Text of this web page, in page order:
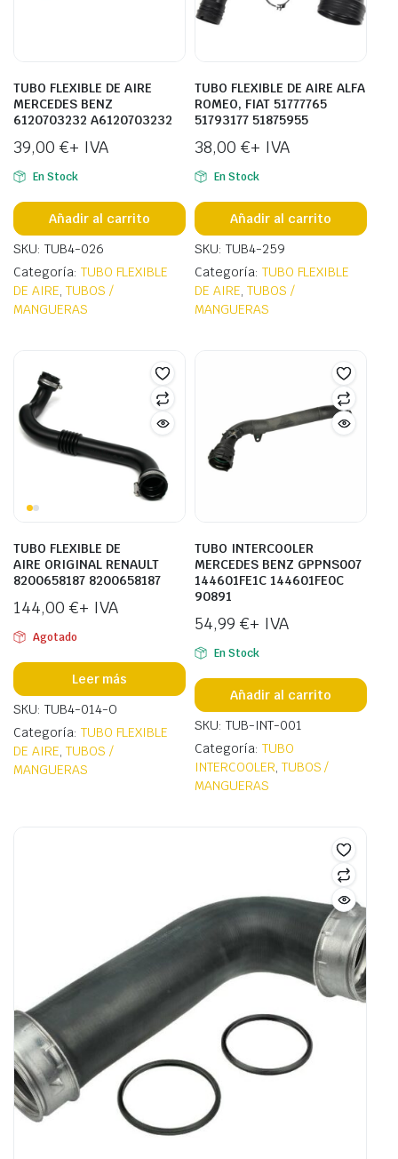
TUBO FLEXIBLE DE AIRE
MERCEDES BENZ
6120703232 A6120703232
39,00 €+ IVA
En Stock
Añadir al carrito
SKU: TUB4-026
Categoría: TUBO FLEXIBLE
DE AIRE, TUBOS /
MANGUERAS
TUBO FLEXIBLE DE AIRE ALFA
ROMEO, FIAT 51777765
51793177 51875955
38,00 €+ IVA
En Stock
Añadir al carrito
SKU: TUB4-259
Categoría: TUBO FLEXIBLE
DE AIRE, TUBOS /
MANGUERAS
TUBO FLEXIBLE DE
AIRE ORIGINAL RENAULT
8200658187 8200658187
144,00 €+ IVA
Agotado
Leer más
SKU: TUB4-014-O
Categoría: TUBO FLEXIBLE
DE AIRE, TUBOS /
MANGUERAS
TUBO INTERCOOLER
MERCEDES BENZ GPPNS007
144601FE1C 144601FE0C
90891
54,99 €+ IVA
En Stock
Añadir al carrito
SKU: TUB-INT-001
Categoría: TUBO
INTERCOOLER, TUBOS /
MANGUERAS